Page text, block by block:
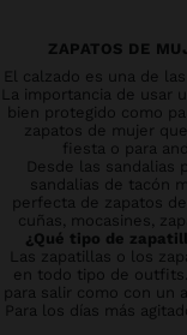
ZAPATOS DE
El calzado es una de
La importancia de usar
bien protegido como
zapatos de mujer
fiesta o para
Desde las sandalias
sandalias de tacón
perfecta de zapatos
cuñas, mocasines,
¿Qué tipo de
Las zapatillas o los
en todo tipo de
para salir como con un
Para los días más